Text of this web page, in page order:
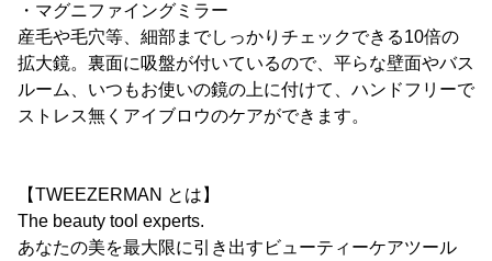
・マグニファイングミラー
産毛や毛穴等、細部までしっかりチェックできる10倍の
拡大鏡。裏面に吸盤が付いているので、平らな壁面やバス
ルーム、いつもお使いの鏡の上に付けて、ハンドフリーで
ストレス無くアイブロウのケアができます。
【TWEEZERMAN とは】
The beauty tool experts.
あなたの美を最大限に引き出すビューティーケアツール